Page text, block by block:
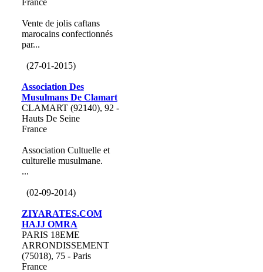
France
Vente de jolis caftans
marocains confectionnés
par...
(27-01-2015)
Association Des
Musulmans De Clamart
CLAMART (92140), 92 -
Hauts De Seine
France
Association Cultuelle et
culturelle musulmane.
...
(02-09-2014)
ZIYARATES.COM
HAJJ OMRA
PARIS 18EME
ARRONDISSEMENT
(75018), 75 - Paris
France